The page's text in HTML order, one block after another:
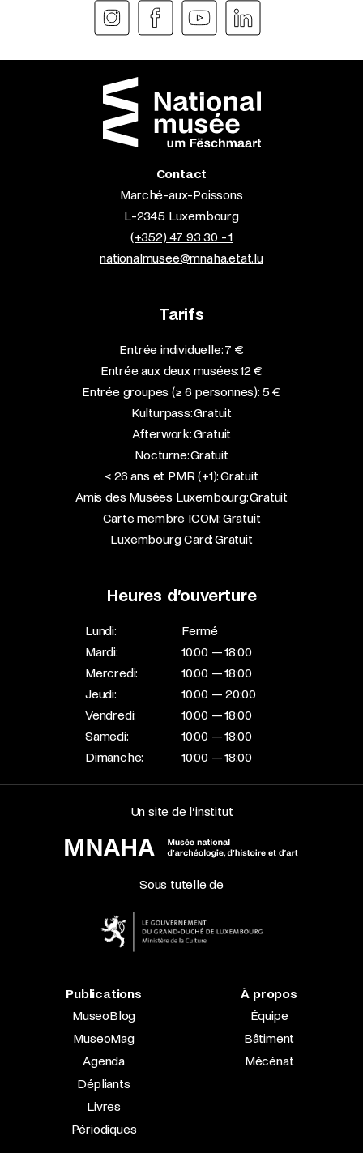
Contact
Marché-aux-Poissons
L-2345 Luxembourg
(+352) 47 93 30 - 1
nationalmusee@mnaha.etat.lu
Tarifs
Entrée individuelle: 7 €
Entrée aux deux musées: 12 €
Entrée groupes (≥ 6 personnes): 5 €
Kulturpass: Gratuit
Afterwork: Gratuit
Nocturne: Gratuit
< 26 ans et PMR (+1): Gratuit
Amis des Musées Luxembourg: Gratuit
Carte membre ICOM: Gratuit
Luxembourg Card: Gratuit
Heures d’ouverture
Lundi:
Fermé
Mardi:
10:00 — 18:00
Mercredi:
10:00 — 18:00
Jeudi:
10:00 — 20:00
Vendredi:
10:00 — 18:00
Samedi:
10:00 — 18:00
Dimanche:
10:00 — 18:00
Un site de l’institut
Sous tutelle de
Publications
MuseoBlog
MuseoMag
Agenda
Dépliants
Livres
Périodiques
À propos
Équipe
Bâtiment
Mécénat